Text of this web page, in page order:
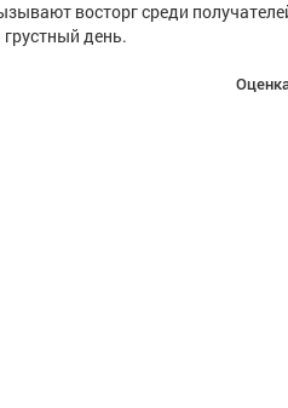
восторг среди
день.